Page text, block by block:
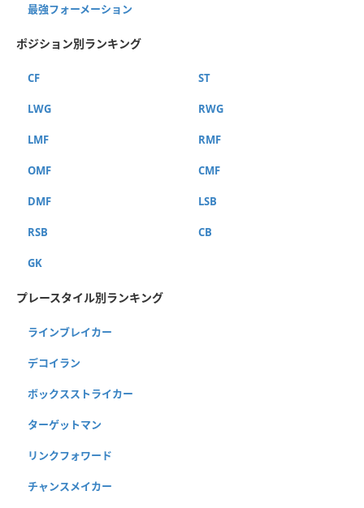
最強フォーメーション
ポジション別ランキング
CF ST
LWG RWG
LMF RMF
OMF CMF
DMF LSB
RSB CB
GK
プレースタイル別ランキング
ラインブレイカー
デコイラン
ボックスストライカー
ターゲットマン
リンクフォワード
チャンスメイカー